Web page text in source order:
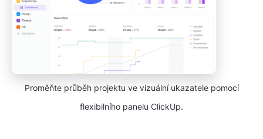
Proměňte průběh projektu ve vizuální ukazatele pomocí
flexibilního panelu ClickUp.